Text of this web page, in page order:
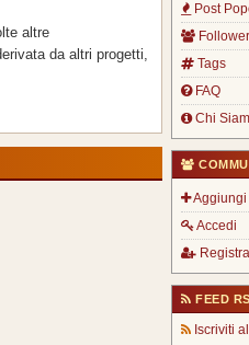
altre
da altri progetti,
Post
Tags
FAQ
Chi
Aggiungi
Accedi
FEED
Iscriviti